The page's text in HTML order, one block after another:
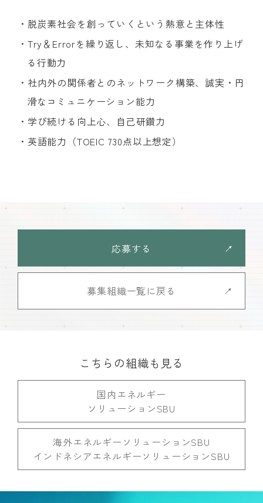
・脱炭素社会を創っていくという熱意と主体性
・Try＆Errorを繰り返し、未知なる事業を作り上げ
る行動力
・社内外の関係者とのネットワーク構築、誠実・円
滑なコミュニケーション能力
・学び続ける向上心、自己研鑽力
・英語能力（TOEIC 730点以上想定）
応募する
募集組織一覧に戻る
こちらの組織も見る
国内エネルギー
ソリューションSBU
海外エネルギーソリューションSBU
インドネシアエネルギーソリューションSBU